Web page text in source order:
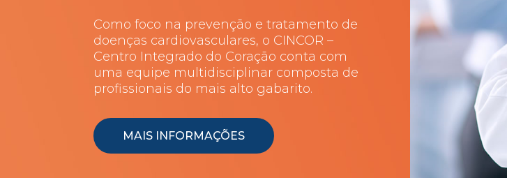
Como foco na prevenção e tratamento de
doenças cardiovasculares, o CINCOR –
Centro Integrado do Coração conta com
uma equipe multidisciplinar composta de
profissionais do mais alto gabarito.
MAIS INFORMAÇÕES